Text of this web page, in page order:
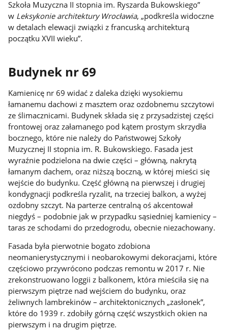
Szkoła Muzyczna II stopnia im. Ryszarda Bukowskiego”
w Leksykonie architektury Wrocławia, „podkreśla widoczne
w detalach elewacji związki z francuską architekturą
początku XVII wieku”.
Budynek nr 69
Kamienicę nr 69 widać z daleka dzięki wysokiemu
łamanemu dachowi z masztem oraz ozdobnemu szczytowi
ze ślimacznicami. Budynek składa się z przysadzistej części
frontowej oraz załamanego pod kątem prostym skrzydła
bocznego, które nie należy do Państwowej Szkoły
Muzycznej II stopnia im. R. Bukowskiego. Fasada jest
wyraźnie podzielona na dwie części – główną, nakrytą
łamanym dachem, oraz niższą boczną, w której mieści się
wejście do budynku. Część główną na pierwszej i drugiej
kondygnacji podkreśla ryzalit, na trzeciej balkon, a wyżej
ozdobny szczyt. Na parterze centralną oś akcentował
niegdyś – podobnie jak w przypadku sąsiedniej kamienicy –
taras ze schodami do przedogrodu, obecnie niezachowany.
Fasada była pierwotnie bogato zdobiona
neomanierystycznymi i neobarokowymi dekoracjami, które
częściowo przywrócono podczas remontu w 2017 r. Nie
zrekonstruowano loggii z balkonem, która mieściła się na
pierwszym piętrze nad wejściem do budynku, oraz
żeliwnych lambrekinów – architektonicznych „zasłonek”,
które do 1939 r. zdobiły górną część wszystkich okien na
pierwszym i na drugim piętrze.